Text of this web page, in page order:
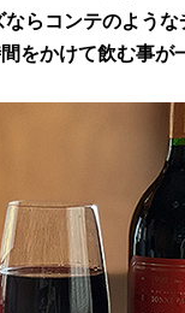
らコンテのよう
をかけて飲む事が